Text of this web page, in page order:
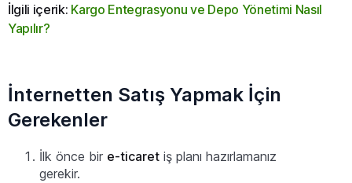
İlgili içerik: Kargo Entegrasyonu ve Depo Yönetimi Nasıl
Yapılır?
İnternetten Satış Yapmak İçin
Gerekenler
İlk önce bir e-ticaret iş planı hazırlamanız
gerekir.